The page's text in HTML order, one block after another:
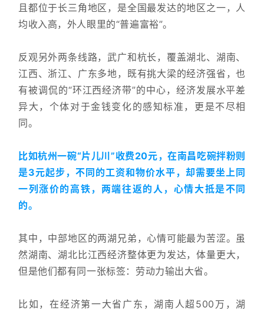
且都位于长三角地区，是全国最发达的地区之一，人
均收入高，外人眼里的“普遍富裕”。
反观另外两条线路，武广和杭长，覆盖湖北、湖南、
江西、浙江、广东多地，既有挑大梁的经济强省，也
有被调侃的“环江西经济带”的中心，经济发展水平差
异大，个体对于金钱变化的感知标准，更是不尽相
同。
比如杭州一碗“片儿川”收费20元，在南昌吃碗拌粉则
是3元起步，不同的工资和物价水平，却需要坐上同
一列涨价的高铁，两端往返的人，心情大抵是不同
的。
其中，中部地区的两湖兄弟，心情可能最为苦涩。虽
然湖南、湖北比江西经济整体更为发达，体量更大，
但是他们都有同一张标签：劳动力输出大省。
比如，在经济第一大省广东，湖南人超500万，湖